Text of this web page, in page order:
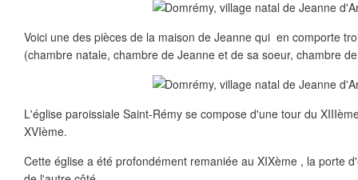
Voici une des pièces de la maison de Jeanne qui en comporte
(chambre natale, chambre de Jeanne et de sa soeur, chambre
L'église paroissiale Saint-Rémy se compose d'une tour du
XVIème.
Cette église a été profondément remaniée au XIXème , la porte